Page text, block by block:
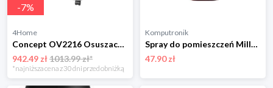
-7%
4Home
Concept OV2216 Osuszacz powietrza Perfect Air Smart, biały
942.49 zł1013.99 zł*
*najniższa cena z 30 dni przed obniżką
Komputronik
Spray do pomieszczeń Millefiori Milano Sandalo Bergamotto 150ml
47.90 zł